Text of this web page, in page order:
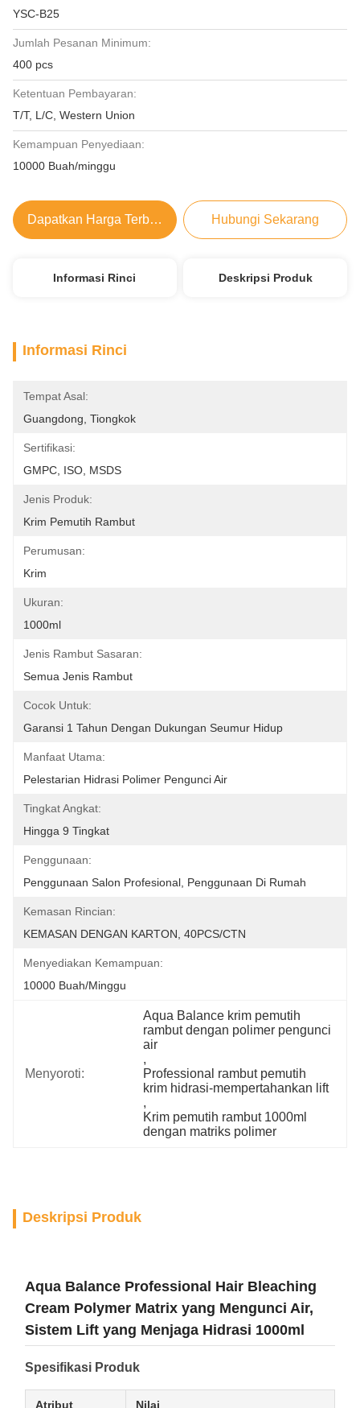
YSC-B25
Jumlah Pesanan Minimum:
400 pcs
Ketentuan Pembayaran:
T/T, L/C, Western Union
Kemampuan Penyediaan:
10000 Buah/minggu
Dapatkan Harga Terbaik Hubungi Sekarang
Informasi Rinci Deskripsi Produk
Informasi Rinci
Tempat Asal:
Guangdong, Tiongkok
Sertifikasi:
GMPC, ISO, MSDS
Jenis Produk:
Krim Pemutih Rambut
Perumusan:
Krim
Ukuran:
1000ml
Jenis Rambut Sasaran:
Semua Jenis Rambut
Cocok Untuk:
Garansi 1 Tahun Dengan Dukungan Seumur Hidup
Manfaat Utama:
Pelestarian Hidrasi Polimer Pengunci Air
Tingkat Angkat:
Hingga 9 Tingkat
Penggunaan:
Penggunaan Salon Profesional, Penggunaan Di Rumah
Kemasan Rincian:
KEMASAN DENGAN KARTON, 40PCS/CTN
Menyediakan Kemampuan:
10000 Buah/minggu
Menyoroti:
Aqua Balance krim pemutih
rambut dengan polimer pengunci
air
,
Professional rambut pemutih
krim hidrasi-mempertahankan lift
,
Krim pemutih rambut 1000ml
dengan matriks polimer
Deskripsi Produk
Aqua Balance Professional Hair Bleaching
Cream Polymer Matrix yang Mengunci Air,
Sistem Lift yang Menjaga Hidrasi 1000ml
Spesifikasi Produk
Atribut Nilai